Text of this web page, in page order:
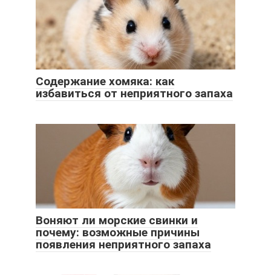
Содержание хомяка: как
избавиться от неприятного запаха
Воняют ли морские свинки и
почему: возможные причины
появления неприятного запаха